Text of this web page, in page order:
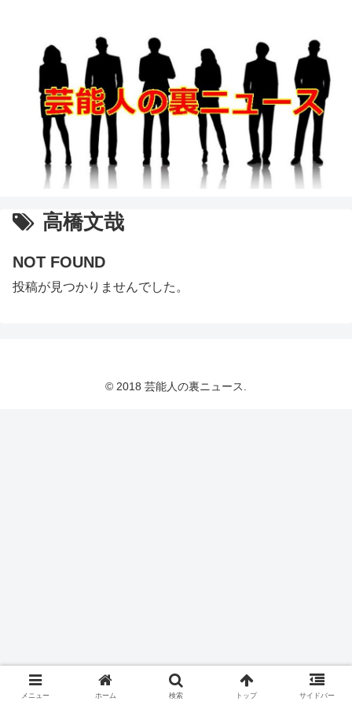
高橋文哉
NOT FOUND
投稿が見つかりませんでした。
© 2018 芸能人の裏ニュース.
メニュー ホーム 検索 トップ サイドバー